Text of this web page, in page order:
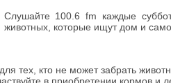
Слушайте 100.6 fm каждые
животных, которые ищут дом и
тех, кто не может забрать